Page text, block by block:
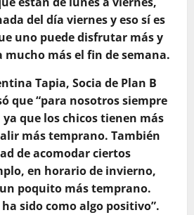
del día viernes y eso sí es
uno puede disfrutar más y
mucho más el fin de semana.
Tapia, Socia de Plan B
que “para nosotros siempre
que los chicos tienen más
más temprano. También
de acomodar ciertos
en horario de invierno,
poquito más temprano.
sido como algo positivo”.